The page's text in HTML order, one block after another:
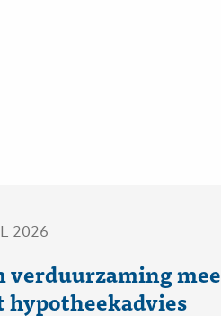
2026
verduurzaming mee
hypotheekadvies